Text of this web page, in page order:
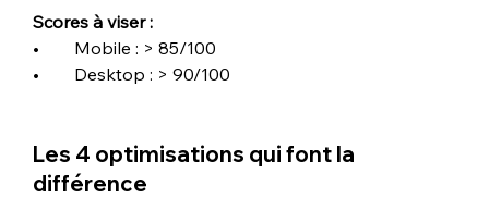
Scores à viser :
•        Mobile : > 85/100
•        Desktop : > 90/100
Les 4 optimisations qui font la
différence